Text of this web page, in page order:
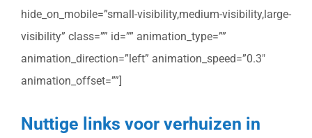
hide_on_mobile=”small-visibility,medium-visibility,large-
visibility” class=”” id=”” animation_type=””
animation_direction=”left” animation_speed=”0.3″
animation_offset=””]
Nuttige links voor verhuizen in